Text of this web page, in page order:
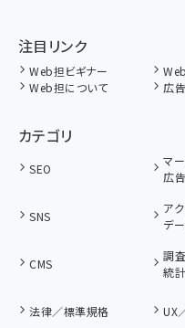
注目リンク
Web担ビギナー
Web担について
広
カテゴリ
SEO
マ
広告
SNS
ア
デ
CMS
調
統計
法律／標準規格 UX